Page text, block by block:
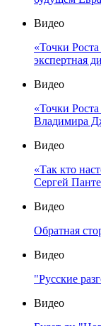
Видео
«Точки
экспертная
Видео
«Точки
Владимира
Видео
«Так кто
Сергей
Видео
Обратная
Видео
"Русские
Видео